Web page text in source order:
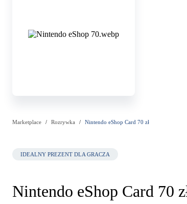
Marketplace Rozrywka Nintendo eShop Card 70 zł
IDEALNY PREZENT DLA GRACZA
Nintendo eShop Card 70